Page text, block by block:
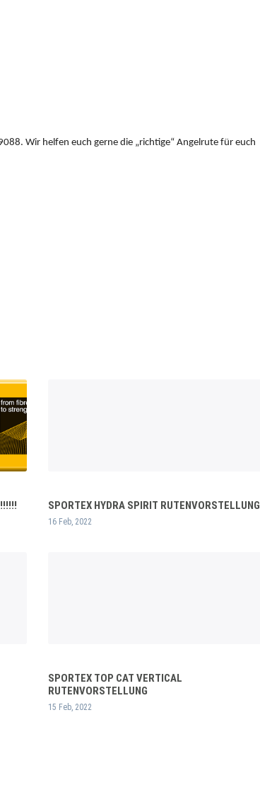
Wir helfen euch gerne die „richtige“ Angelrute für euch
SPORTEX HYDRA SPIRIT RUTENVORSTELLUNG
16 Feb, 2022
SPORTEX TOP CAT VERTICAL
RUTENVORSTELLUNG
15 Feb, 2022